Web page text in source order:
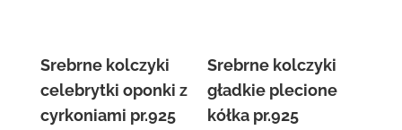
Srebrne kolczyki
celebrytki oponki z
cyrkoniami pr.925
Srebrne kolczyki
gładkie plecione
kółka pr.925